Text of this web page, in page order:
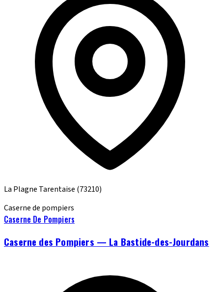
La Plagne Tarentaise (73210)
Caserne de pompiers
Caserne De Pompiers
Caserne des Pompiers — La Bastide-des-Jourdans